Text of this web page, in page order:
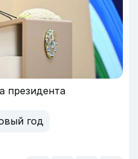
президента
год